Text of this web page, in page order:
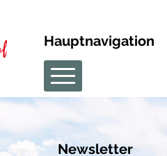
Hauptnavigation
Newsletter